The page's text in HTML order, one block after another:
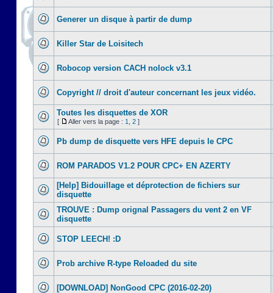
Generer un disque à partir de dump
Killer Star de Loisitech
Robocop version CACH nolock v3.1
Copyright // droit d'auteur concernant les jeux vidéo.
Toutes les disquettes de XOR
[ Aller vers la page : 1 2 ]
Pb dump de disquette vers HFE depuis le CPC
ROM PARADOS V1.2 POUR CPC+ EN AZERTY
[Help] Bidouillage et déprotection de fichiers sur
disquette
TROUVE : Dump orignal Passagers du vent 2 en VF
disquette
STOP LEECH! :D
Prob archive R-type Reloaded du site
[DOWNLOAD] NonGood CPC (2016-02-20)